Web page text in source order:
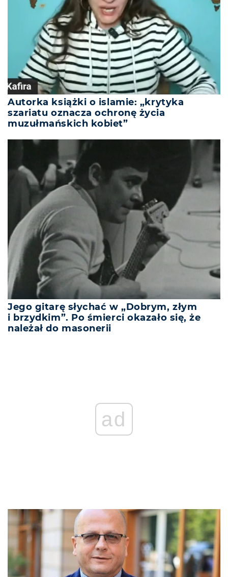
Autorka książki o islamie: „krytyka
szariatu oznacza ochronę życia
muzułmańskich kobiet”
Jego gitarę słychać w „Dobrym, złym
i brzydkim”. Po śmierci okazało się, że
należał do masonerii
ad